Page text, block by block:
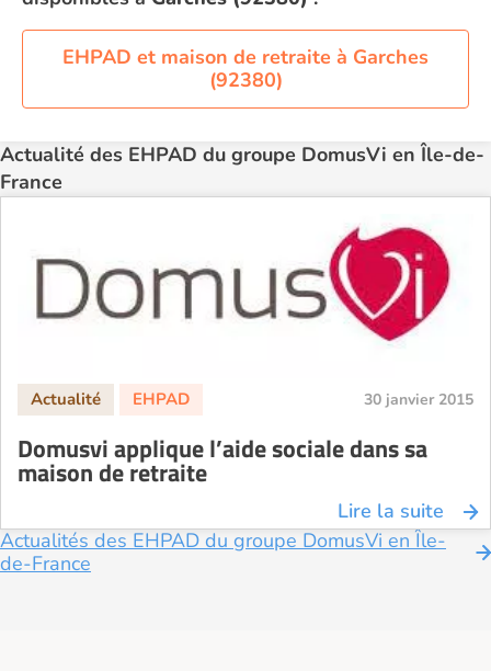
EHPAD et maison de retraite à Garches
(92380)
Actualité des EHPAD du groupe DomusVi en Île-de-
France
30 janvier 2015
Domusvi applique l’aide sociale dans sa
maison de retraite
Lire la suite
Actualités des EHPAD du groupe DomusVi en Île-
de-France